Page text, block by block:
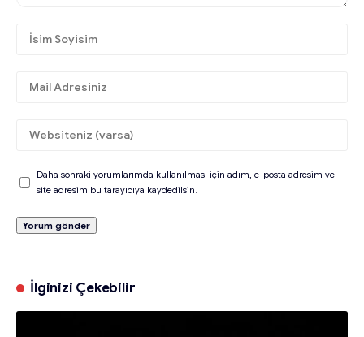
Daha sonraki yorumlarımda kullanılması için adım, e-posta adresim ve
site adresim bu tarayıcıya kaydedilsin.
İlginizi Çekebilir